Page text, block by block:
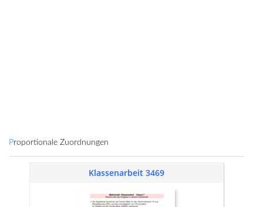
Proportionale Zuordnungen
Klassenarbeit 3469